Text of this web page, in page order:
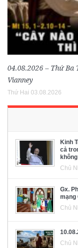
04.08.2026 – Thứ
Vianney
Thứ Hai 03.08.2026
Kinh
cả
Chủ
Gx.
mạng
Chủ
Chủ